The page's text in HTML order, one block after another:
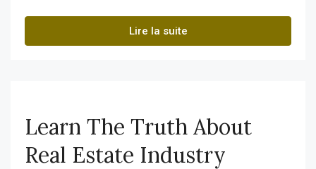
Lire la suite
Learn The Truth About
Real Estate Industry